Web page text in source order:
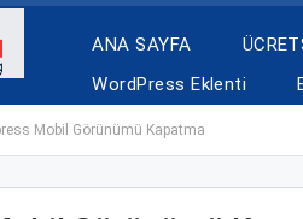
ANA SAYFA
WordPress Eklenti
Mobil Görünümü Kapatma